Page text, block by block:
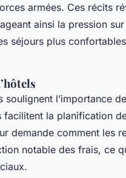
armées. Ces récits
ainsi la pression
séjours plus
l’importance
la planification
demande comment les
notable des frais, ce